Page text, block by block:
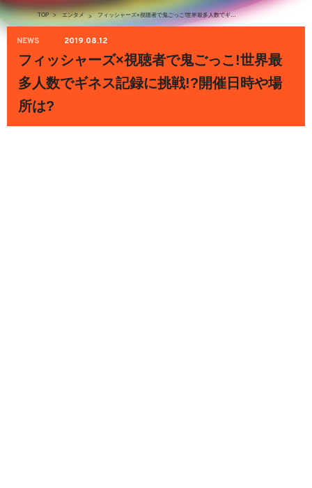
TOP > エンタメ > フィッシャーズ×視聴者で鬼ごっこ!世界最多人数でギネス記録に挑戦!?開催日時や場所は?
NEWS 2019.08.12
フィッシャーズ×視聴者で鬼ごっこ!世界最
多人数でギネス記録に挑戦!?開催日時や場
所は?